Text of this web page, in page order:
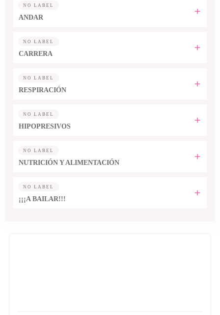
NO LABEL
ANDAR
NO LABEL
CARRERA
NO LABEL
RESPIRACIÓN
NO LABEL
HIPOPRESIVOS
NO LABEL
NUTRICIÓN Y ALIMENTACIÓN
NO LABEL
¡¡¡A BAILAR!!!